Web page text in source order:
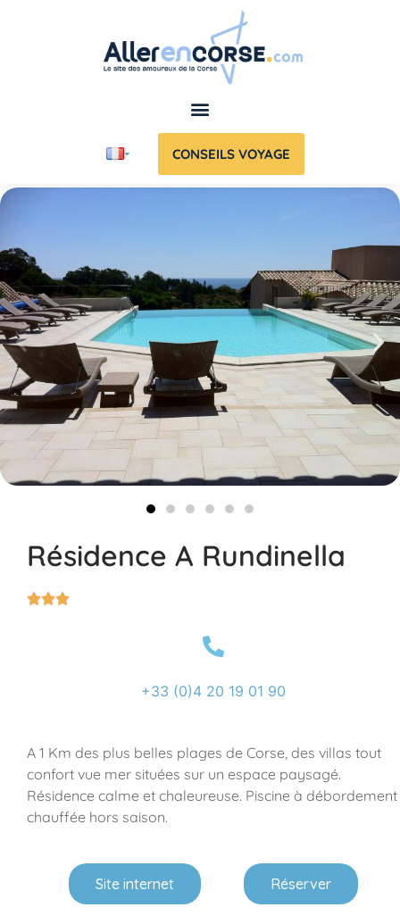
CONSEILS VOYAGE
Résidence A Rundinella

+33 (0)4 20 19 01 90
A 1 Km des plus belles plages de Corse, des villas tout
confort vue mer situées sur un espace paysagé.
Résidence calme et chaleureuse. Piscine à débordement
chauffée hors saison.
Site internet Réserver